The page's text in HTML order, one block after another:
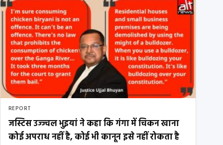
REPORT
जस्टिस उज्ज्वल भुइयां ने कहा कि गंगा में चिकन खाना
कोई अपराध नहीं है, कोई भी कानून इसे नहीं रोकता है